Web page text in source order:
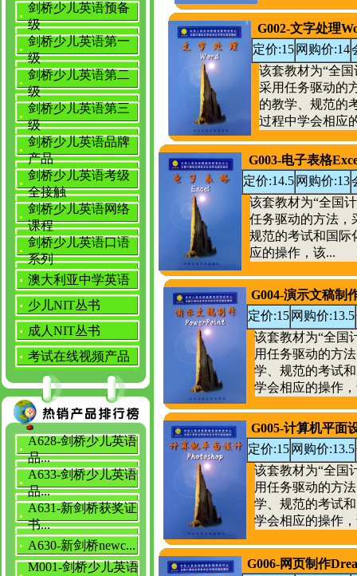
剑桥少儿英语预备
级
剑桥少儿英语第一
级
剑桥少儿英语第二
级
剑桥少儿英语第三
级
剑桥少儿英语品牌
产品
剑桥少儿英语考级
全接触
剑桥少儿英语网络
课程
剑桥少儿英语口语
系列
澳大利亚中学英语
少儿NIT丛书
成人NIT丛书
考试在线视频产品
A628-剑桥少儿英语
品...
A633-剑桥少儿英语
品...
A631-新剑桥获奖证
书...
A630-新剑桥newc...
M001-剑桥少儿英语
G002-文字处理
定价:15 网购价:14
该套教材为“全
采用任务驱动的
的教学、规范的
过程中学会相应
G003-电子表格
定价:14.5 网购价:13
该套教材为“全国
任务驱动的方法，
规范的考试和国际
应的操作，该...
G004-演示文稿制
定价:15 网购价:13.5
该套教材为“全国
用任务驱动的方
学、规范的考试
学会相应的操作
G005-计算机平面
定价:15 网购价:13.5
该套教材为“全国
用任务驱动的方
学、规范的考试
学会相应的操作
G006-网页制作